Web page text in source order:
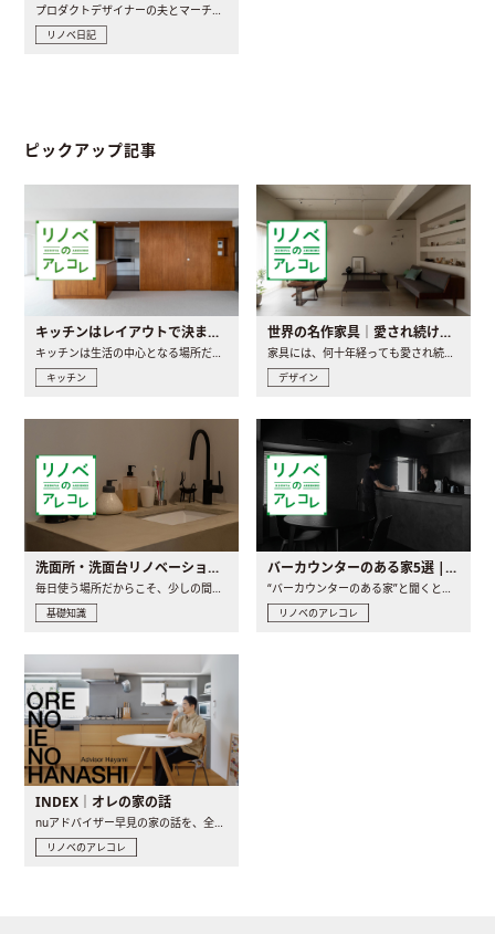
プロダクトデザイナーの夫とマーチャンダイザーの妻が、夫婦で..
リノベ日記
ピックアップ記事
キッチンはレイアウトで決まる。後悔しないための考え方と選び方
キッチンは生活の中心となる場所だからこそ、家の中のどこに置..
キッチン
世界の名作家具｜愛され続ける理由と一生モノとの出会い方
家具には、何十年経っても愛され続ける「名作」と呼ばれるもの..
デザイン
洗面所・洗面台リノベーションの事例と間取りアイデア
毎日使う場所だからこそ、少しの間取りの工夫や素材の選び方で..
基礎知識
バーカウンターのある家5選 | 日常に馴染む“距離の近い”キッチンとは
“バーカウンターのある家”と聞くと、少し特別な、大人のための..
リノベのアレコレ
INDEX｜オレの家の話
nuアドバイザー早見の家の話を、全4話でお届け。リノベーションを..
リノベのアレコレ